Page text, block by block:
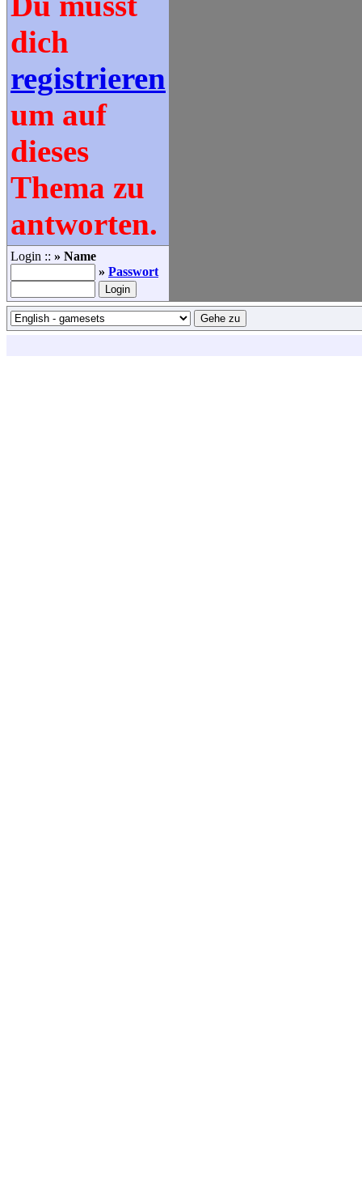
dich
registrieren
um auf
dieses
Thema zu
antworten.
Login :: » Name
» Passwort